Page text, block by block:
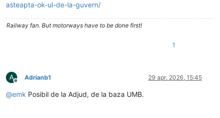
asteapta-ok-ul-de-la-guvern/
Railway fan. But motorways have to be done first!
1
A
Deconectat
Adrianb1 29 apr. 2026, 15:45
@emk Posibil de la Adjud, de la baza UMB.